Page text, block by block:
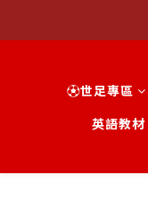
⚽世足專區
英語教材